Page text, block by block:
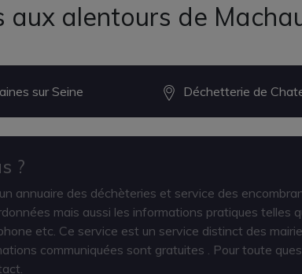
aux alentours de
sur Seine Déchetterie de
?
annuaire des déchèteries et service des
mais aussi les informations pratiques telles
etc. Ce service est un service distinct des
communiquées sont gratuites . Pour toute